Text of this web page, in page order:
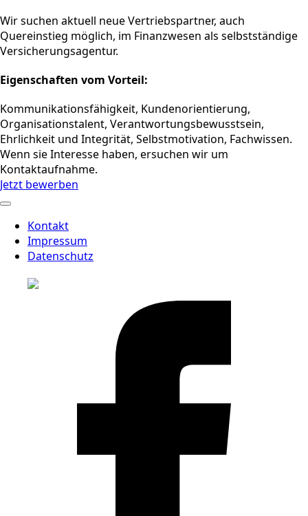
Wir suchen aktuell neue Vertriebspartner, auch
Quereinstieg möglich, im Finanzwesen als selbstständige
Versicherungsagentur.
Eigenschaften vom Vorteil:
Kommunikationsfähigkeit, Kundenorientierung,
Organisationstalent, Verantwortungsbewusstsein,
Ehrlichkeit und Integrität, Selbstmotivation, Fachwissen.
Wenn sie Interesse haben, ersuchen wir um
Kontaktaufnahme.
Jetzt bewerben
Kontakt
Impressum
Datenschutz